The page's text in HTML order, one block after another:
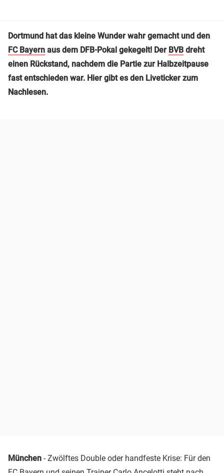
Dortmund hat das kleine Wunder wahr gemacht und den
FC Bayern aus dem DFB-Pokal gekegelt! Der BVB dreht
einen Rückstand, nachdem die Partie zur Halbzeitpause
fast entschieden war. Hier gibt es den Liveticker zum
Nachlesen.
München - Zwölftes Double oder handfeste Krise: Für den